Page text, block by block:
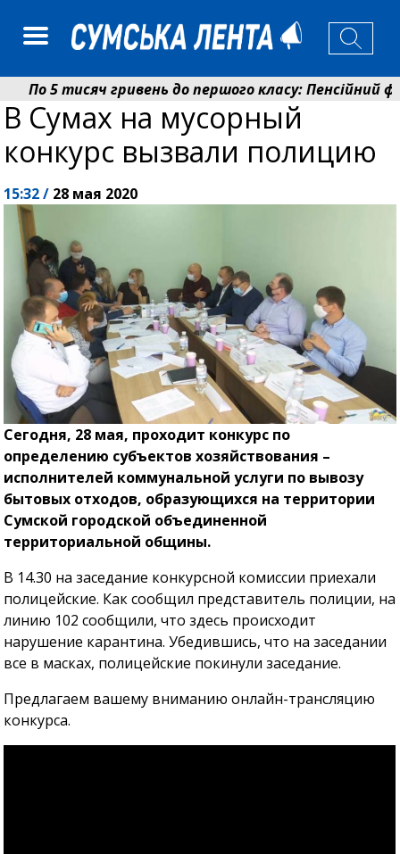
По 5 тисяч гривень до першого класу: Пенсійний
Ніколаєнко: у Сумах погодили 115 компенсацій на
В Сумах на мусорный
конкурс вызвали полицию
15:32 / 28 мая 2020
Сегодня, 28 мая, проходит конкурс по
определению субъектов хозяйствования –
исполнителей коммунальной услуги по вывозу
бытовых отходов, образующихся на территории
Сумской городской объединенной
территориальной общины.
В 14.30 на заседание конкурсной комиссии приехали
полицейские. Как сообщил представитель полиции, на
линию 102 сообщили, что здесь происходит
нарушение карантина. Убедившись, что на заседании
все в масках, полицейские покинули заседание.
Предлагаем вашему вниманию онлайн-трансляцию
конкурса.